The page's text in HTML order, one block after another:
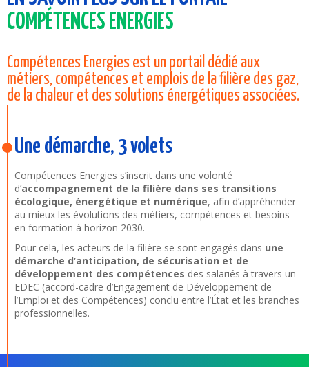
COMPÉTENCES ENERGIES
Compétences Energies est un portail dédié aux
métiers, compétences et emplois de la filière des gaz,
de la chaleur et des solutions énergétiques associées.
Une démarche, 3 volets
Compétences Energies s’inscrit dans une volonté
d’accompagnement de la filière dans ses transitions
écologique, énergétique et numérique, afin d’appréhender
au mieux les évolutions des métiers, compétences et besoins
en formation à horizon 2030.
Pour cela, les acteurs de la filière se sont engagés dans une
démarche d’anticipation, de sécurisation et de
développement des compétences des salariés à travers un
EDEC (accord-cadre d’Engagement de Développement de
l’Emploi et des Compétences) conclu entre l’État et les branches
professionnelles.